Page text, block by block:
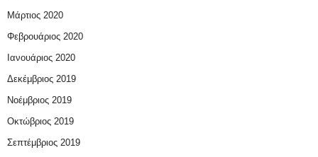
Μάρτιος 2020
Φεβρουάριος 2020
Ιανουάριος 2020
Δεκέμβριος 2019
Νοέμβριος 2019
Οκτώβριος 2019
Σεπτέμβριος 2019